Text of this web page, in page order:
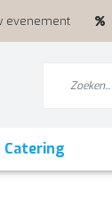
evenement
Catering